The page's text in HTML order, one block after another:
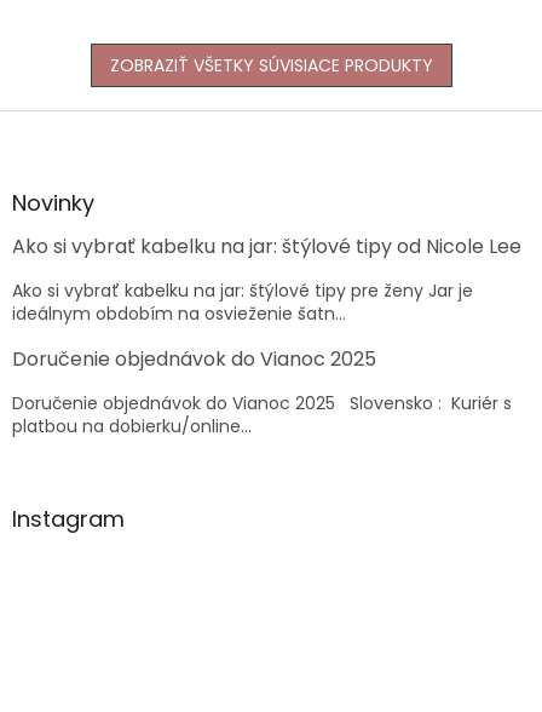
ZOBRAZIŤ VŠETKY SÚVISIACE PRODUKTY
Z
äNovinky
Ako si vybrať kabelku na jar: štýlové tipy od Nicole Lee
Ako si vybrať kabelku na jar: štýlové tipy pre ženy Jar je
ideálnym obdobím na osvieženie šatn...
Doručenie objednávok do Vianoc 2025
Doručenie objednávok do Vianoc 2025 Slovensko : Kuriér s
platbou na dobierku/online...
Instagram